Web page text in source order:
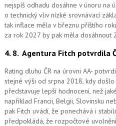
nejspíš odhadu dosáhne v únoru na
o technický vliv nízké srovnávací
tak inflace měla v březnu příštího
za rok 2027 by pak měla dosáhnout
4. 8. Agentura Fitch potvrdila
Rating dluhu ČR na úrovni AA-
stejné výši od srpna 2018, kdy
představuje lepší hodnocení, než
například Francii, Belgii, Slovinsku
pak Fitch uvádí, že ponechává i
předpokládá, že rozpočtové